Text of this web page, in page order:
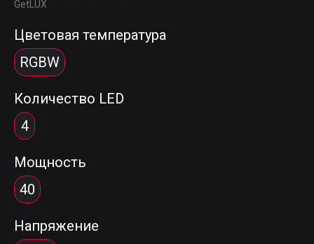
GetLUX
Цветовая температура
RGBW
Количество LED
4
Мощность
40
Напряжение